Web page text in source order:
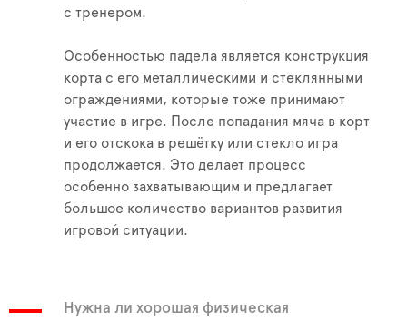
с тренером.
Особенностью падела является конструкция
корта с его металлическими и стеклянными
ограждениями, которые тоже принимают
участие в игре. После попадания мяча в корт
и его отскока в решётку или стекло игра
продолжается. Это делает процесс
особенно захватывающим и предлагает
большое количество вариантов развития
игровой ситуации.
Нужна ли хорошая физическая